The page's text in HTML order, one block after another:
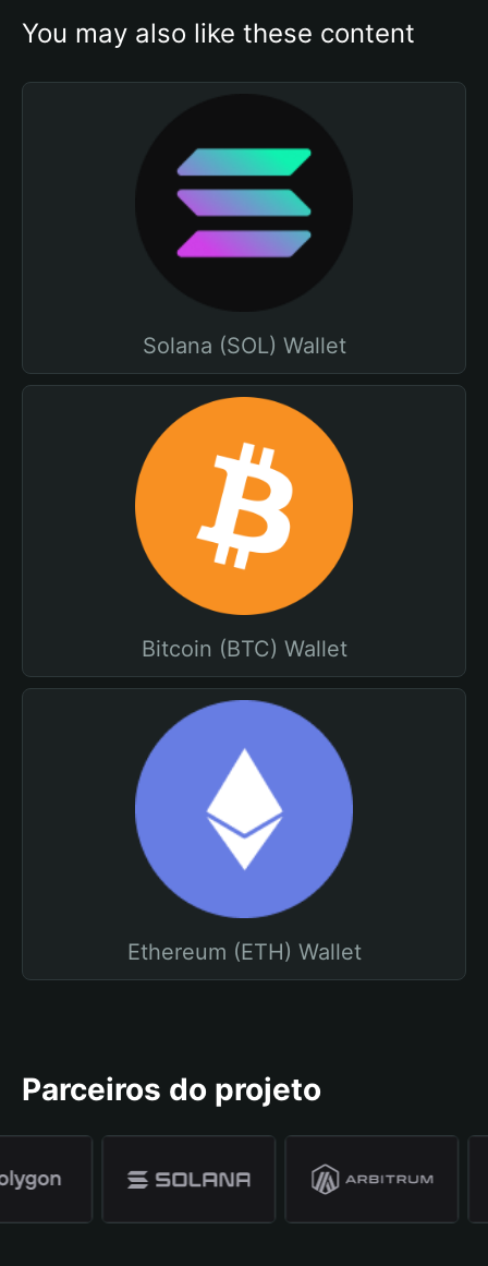
You may also like these content
Solana (SOL) Wallet
Bitcoin (BTC) Wallet
Ethereum (ETH) Wallet
Parceiros do projeto